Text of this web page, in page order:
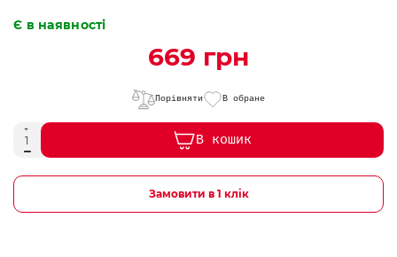
Є в наявності
669 грн
Порівняти В обране
В кошик
Замовити в 1 клік